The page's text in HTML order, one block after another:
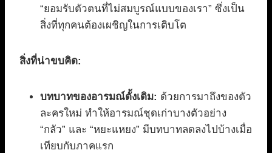
“ยอมรับตัวตนที่ไม่สมบูรณ์แบบของเรา” ซึ่งเป็น
สิ่งที่ทุกคนต้องเผชิญในการเติบโต
สิ่งที่น่าขบคิด:
บทบาทของอารมณ์ดั้งเดิม: ด้วยการมาถึงของตัว
ละครใหม่ ทำให้อารมณ์ชุดเก่าบางตัวอย่าง
“กลัว” และ “หยะแหยง” มีบทบาทลดลงไปบ้างเมื่อ
เทียบกับภาคแรก